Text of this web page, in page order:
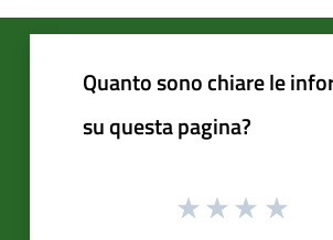
Quanto sono chiare le
su questa pagina?